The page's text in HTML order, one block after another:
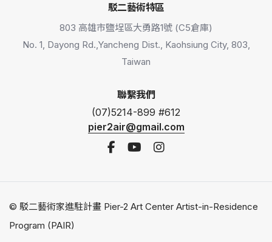
駁二藝術特區
803 高雄市鹽埕區大勇路1號 (C5倉庫)
No. 1, Dayong Rd.,Yancheng Dist., Kaohsiung City, 803,
Taiwan
聯繫我們
(07)5214-899 #612
pier2air@gmail.com
© 駁二藝術家進駐計畫 Pier-2 Art Center Artist-in-Residence
Program (PAIR)